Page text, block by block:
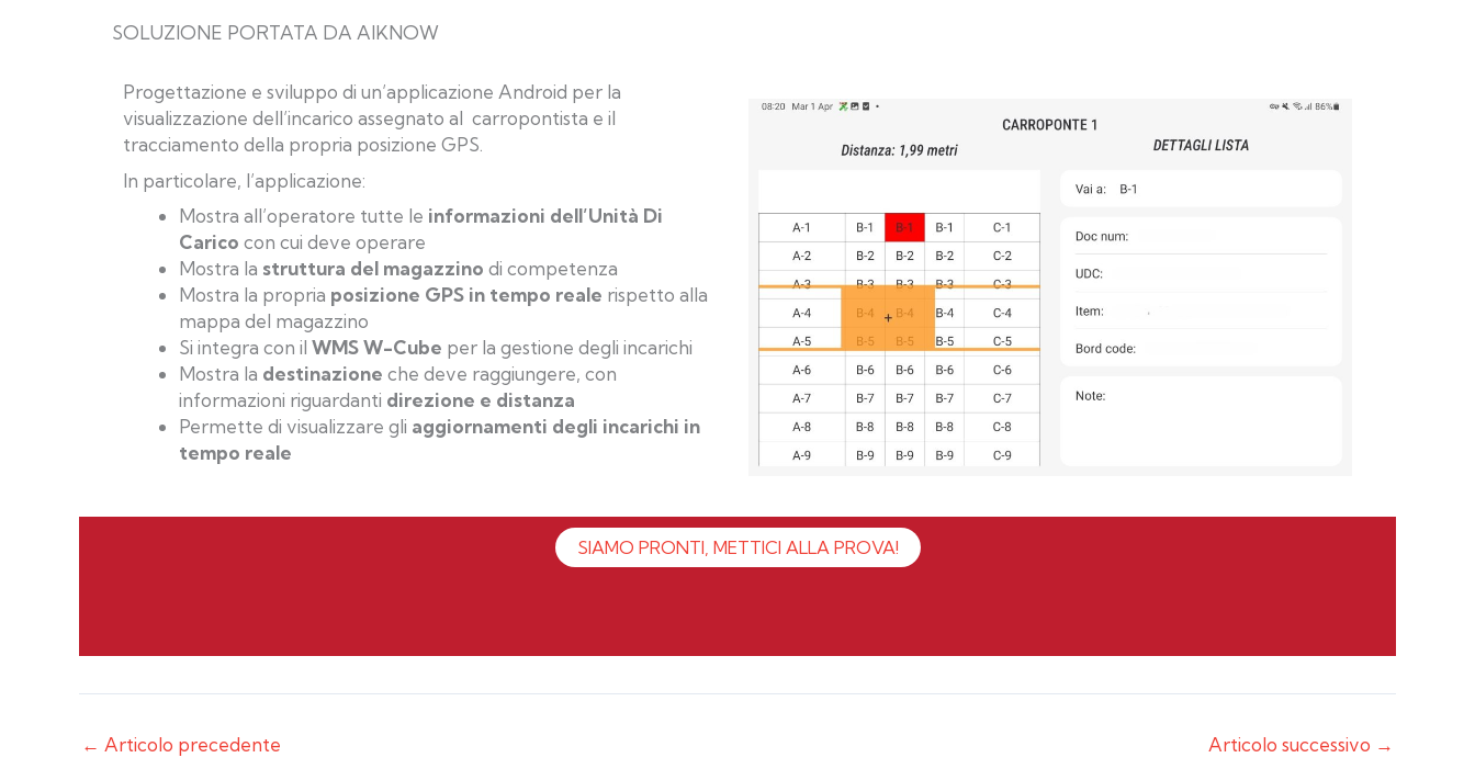
SOLUZIONE PORTATA DA AIKNOW
Progettazione e sviluppo di un’applicazione Android per la
visualizzazione dell’incarico assegnato al carropontista e il
tracciamento della propria posizione GPS.
In particolare, l’applicazione:
Mostra all’operatore tutte le informazioni dell’Unità Di
Carico con cui deve operare
Mostra la struttura del magazzino di competenza
Mostra la propria posizione GPS in tempo reale rispetto alla
mappa del magazzino
Si integra con il WMS W-Cube per la gestione degli incarichi
Mostra la destinazione che deve raggiungere, con
informazioni riguardanti direzione e distanza
Permette di visualizzare gli aggiornamenti degli incarichi in
tempo reale
SIAMO PRONTI, METTICI ALLA PROVA!
← Articolo precedente Articolo successivo →